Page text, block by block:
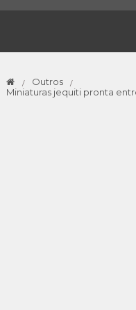
Outros
Miniaturas jequiti pronta